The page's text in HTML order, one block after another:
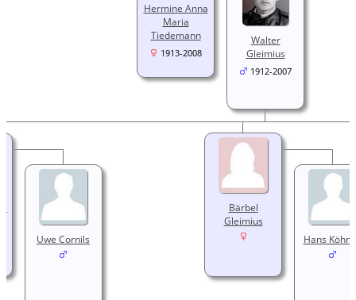
Uwe Cornils
Bärbel
Gleimius
Hans
Hermine Anna
Maria
Tiedemann
1913-2008
Walter
Gleimius
1912-2007